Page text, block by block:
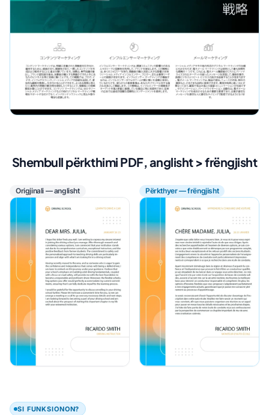
Shembull përkthimi PDF, anglisht > frëngjisht
Origjinali — anglisht Përkthyer — frëngjisht
SI FUNKSIONON?